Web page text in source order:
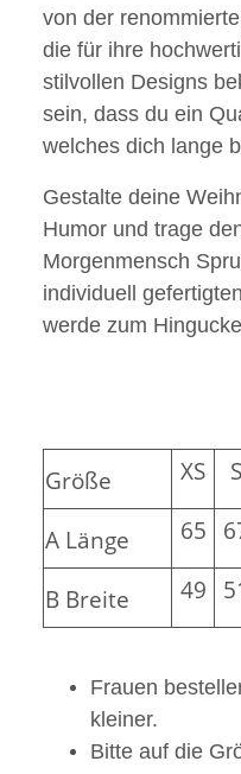
von der
die für ihre
stilvollen Designs
sein, dass du ein
welches dich lange
Gestalte deine
Humor und trage
Morgenmensch
individuell
werde zum
Größe XS S
A Länge 65
B Breite 49
Frauen
kleiner.
Bitte auf die